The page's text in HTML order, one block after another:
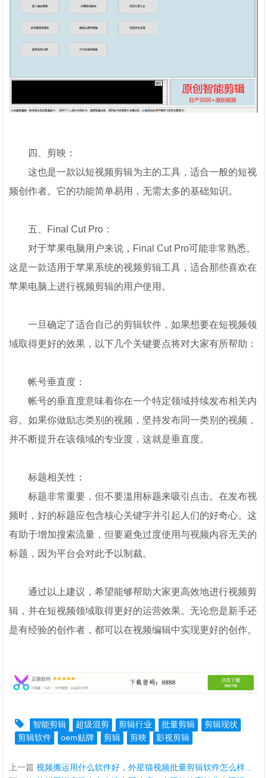
四、剪映：
这也是一款以短视频剪辑为主的工具，适合一般的短视
频创作者。它的功能简单易用，无需太多的基础知识。
五、Final Cut Pro：
对于苹果电脑用户来说，Final Cut Pro可能非常熟悉。
这是一款适用于苹果系统的视频剪辑工具，适合那些喜欢在
苹果电脑上进行视频剪辑的用户使用。
一旦确定了适合自己的剪辑软件，如果想要在短视频领
域取得更好的效果，以下几个关键要点将对大家有所帮助：
帐号垂直度：
帐号的垂直度意味着你在一个特定领域持续发布相关内
容。如果你做励志类别的视频，坚持发布同一类别的视频，
并不断提升在该领域的专业度，这就是垂直度。
标题相关性：
标题非常重要，但不要滥用标题来吸引点击。在发布视
频时，好的标题应包含核心关键字并引起人们的好奇心。这
有助于增加搜索流量，但要避免过度使用与视频内容无关的
标题，因为平台会对此予以制裁。
通过以上建议，希望能够帮助大家更高效地进行视频剪
辑，并在短视频领域取得更好的运营效果。无论您是新手还
是有经验的创作者，都可以在视频编辑中实现更好的创作。
智能剪辑 超级混剪 剪辑行业 批量剪辑
剪辑现状
剪辑软件
oem贴牌 剪辑 剪映 影视剪辑
上一篇视频搬运用什么软件好，外星猫视频批量剪辑软件怎么样？外星猫视频批量剪辑软件功能介绍！